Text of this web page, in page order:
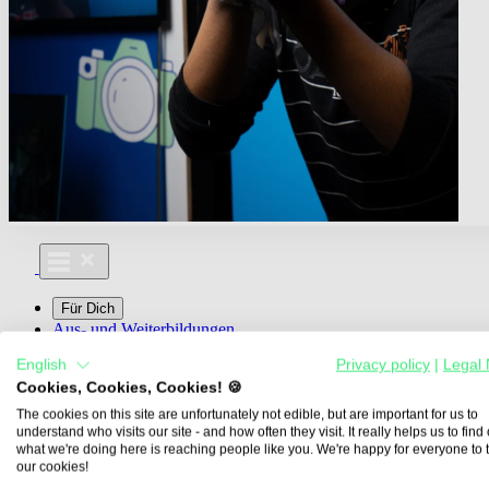
Für Dich
Aus- und Weiterbildungen
Media For You
Über Uns
Übersicht
English Privacy policy
Legal
Cookies, Cookies, Cookies! 🍪
The cookies on this site are unfortunately not edible, but are important for us to
understand who visits our site - and how often they visit. It really helps us to find
what we're doing here is reaching people like you. We're happy for everyone to
our cookies!